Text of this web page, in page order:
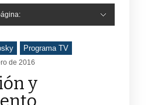
Programa TV
de 2016
y